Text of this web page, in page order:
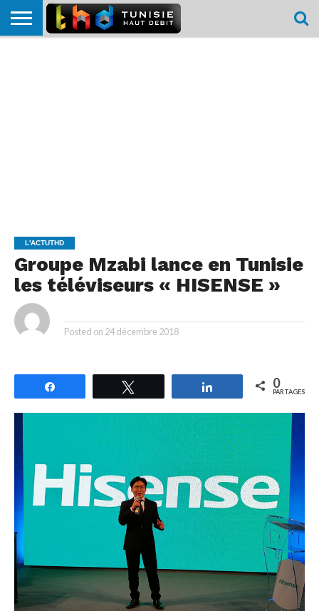
L'ACTUTHD
Groupe Mzabi lance en Tunisie
les téléviseurs « HISENSE »
Posted on 24 décembre 2018
Partagez 0
PARTAGES